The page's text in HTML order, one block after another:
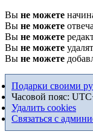
Вы не можете
Вы не можете
Вы не можете
Вы не можете
Вы не можете
Подарки своими
Часовой пояс:
Удалить cookies
Связаться с